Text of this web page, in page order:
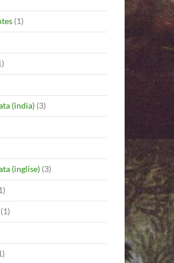
(1)
(india) (3)
(inglise) (3)
(1)